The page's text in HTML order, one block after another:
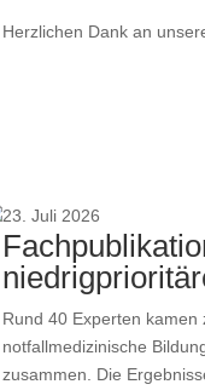
Herzlichen Dank an
23. Juli 2026
Rund 40 Experten
notfallmedizinische
zusammen. Die